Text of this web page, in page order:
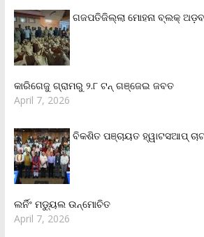
ଗଜପତିଜିଲ୍ଲା ମୋହନା ବ୍ଲକ୍‌
କାରିଗେଜୁ ଗ୍ରାମରୁ ୨.୮ ଟନ୍ ଗଞ୍ଜେଇ ଜବତ
April 7, 2026
ବିକଶିତ ପଞ୍ଚାୟତ ହ୍ୱାଟସଆପ୍
ଲର୍ନିଂ ମଡ୍ୟୁଲ ଉନ୍ମୋଚିତ
April 7, 2026